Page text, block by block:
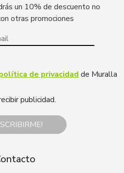
un 10% de descuento no
otras promociones
de privacidad de Muralla
publicidad.